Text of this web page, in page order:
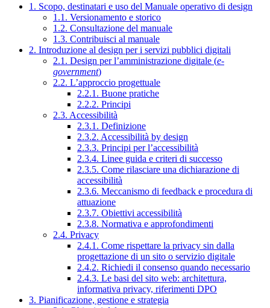
1. Scopo, destinatari e uso del Manuale operativo di design
1.1. Versionamento e storico
1.2. Consultazione del manuale
1.3. Contribuisci al manuale
2. Introduzione al design per i servizi pubblici digitali
2.1. Design per l’amministrazione digitale (e-
government)
2.2. L’approccio progettuale
2.2.1. Buone pratiche
2.2.2. Principi
2.3. Accessibilità
2.3.1. Definizione
2.3.2. Accessibilità by design
2.3.3. Principi per l’accessibilità
2.3.4. Linee guida e criteri di successo
2.3.5. Come rilasciare una dichiarazione di
accessibilità
2.3.6. Meccanismo di feedback e procedura di
attuazione
2.3.7. Obiettivi accessibilità
2.3.8. Normativa e approfondimenti
2.4. Privacy
2.4.1. Come rispettare la privacy sin dalla
progettazione di un sito o servizio digitale
2.4.2. Richiedi il consenso quando necessario
2.4.3. Le basi del sito web: architettura,
informativa privacy, riferimenti DPO
3. Pianificazione, gestione e strategia